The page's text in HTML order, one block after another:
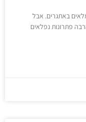
באתגרים. אבל
פתרונות נפלאים